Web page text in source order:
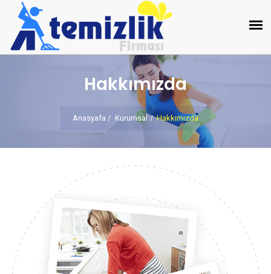
Hakkımızda
Anasyafa Kurumsal Hakkımızda